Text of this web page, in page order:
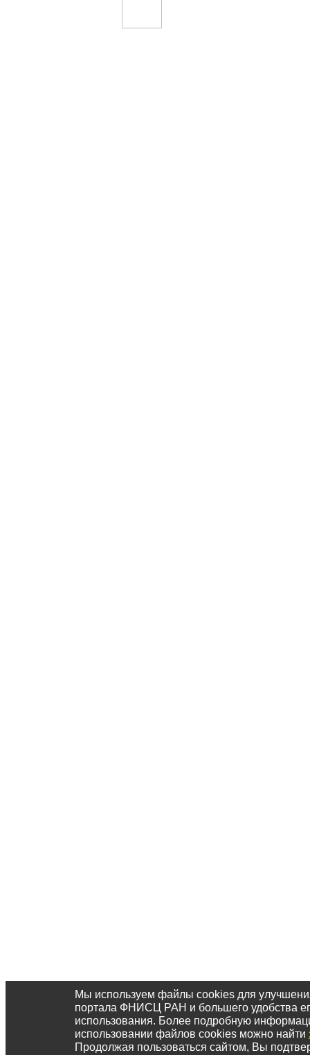
Мы используем файлы cookies для
портала ФНИСЦ РАН и большего удобства
использования. Более подробную
использовании файлов cookies можно найти
Продолжая пользоваться сайтом, Вы